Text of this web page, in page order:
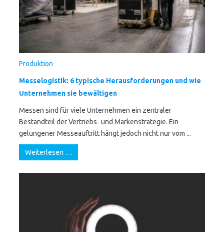
Produktion
Messelogistik: 6 typische Herausforderungen und wie
Unternehmen sie bewältigen
Messen sind für viele Unternehmen ein zentraler
Bestandteil der Vertriebs- und Markenstrategie. Ein
gelungener Messeauftritt hängt jedoch nicht nur vom ...
Weiterlesen …